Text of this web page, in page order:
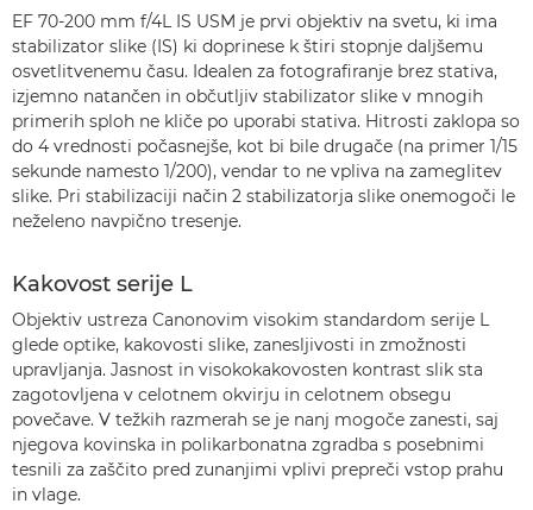
EF 70-200 mm f/4L IS USM je prvi objektiv na svetu, ki ima
stabilizator slike (IS) ki doprinese k štiri stopnje daljšemu
osvetlitvenemu času. Idealen za fotografiranje brez stativa,
izjemno natančen in občutljiv stabilizator slike v mnogih
primerih sploh ne kliče po uporabi stativa. Hitrosti zaklopa so
do 4 vrednosti počasnejše, kot bi bile drugače (na primer 1/15
sekunde namesto 1/200), vendar to ne vpliva na zameglitev
slike. Pri stabilizaciji način 2 stabilizatorja slike onemogoči le
neželeno navpično tresenje.
Kakovost serije L
Objektiv ustreza Canonovim visokim standardom serije L
glede optike, kakovosti slike, zanesljivosti in zmožnosti
upravljanja. Jasnost in visokokakovosten kontrast slik sta
zagotovljena v celotnem okvirju in celotnem obsegu
povečave. V težkih razmerah se je nanj mogoče zanesti, saj
njegova kovinska in polikarbonatna zgradba s posebnimi
tesnili za zaščito pred zunanjimi vplivi prepreči vstop prahu
in vlage.